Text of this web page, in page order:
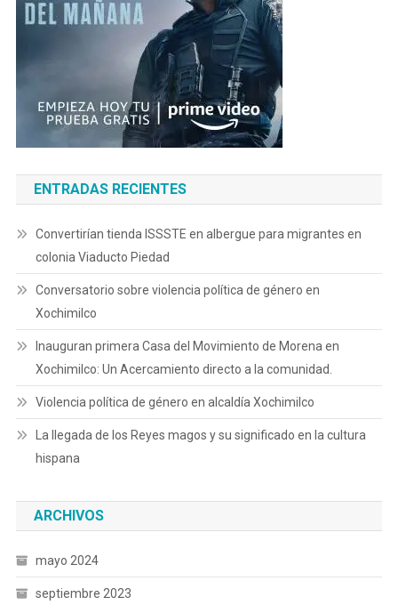
ENTRADAS RECIENTES
Convertirían tienda ISSSTE en albergue para migrantes en
colonia Viaducto Piedad
Conversatorio sobre violencia política de género en
Xochimilco
Inauguran primera Casa del Movimiento de Morena en
Xochimilco: Un Acercamiento directo a la comunidad.
Violencia política de género en alcaldía Xochimilco
La llegada de los Reyes magos y su significado en la cultura
hispana
ARCHIVOS
mayo 2024
septiembre 2023